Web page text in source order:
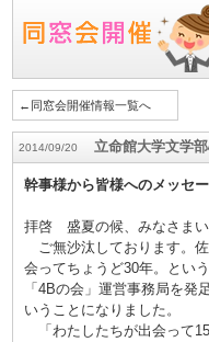
←同窓会開催情報一覧へ
2014/09/20 立命館大学文学
幹事様から皆様へのメッセ
拝啓 盛夏の候、みなさまい
ご無沙汰しております。
会ってちょうど30年。とい
「4Bの会」運営事務局を発
いうことになりました。
「わたしたちが出会って